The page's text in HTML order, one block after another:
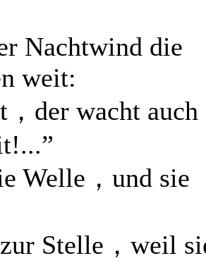
Nachtwind die
weit:
der wacht auch
Welle，und sie
Stelle，weil